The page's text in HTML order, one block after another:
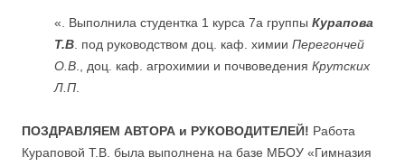
«. Выполнила студентка 1 курса 7а группы Курапова
Т.В . под руководством доц. каф. химии Перегончей
О.В ., доц. каф. агрохимии и почвоведения Крутских
Л.П
ПОЗДРАВЛЯЕМ АВТОРА и РУКОВОДИТЕЛЕЙ! Работа
Кураповой Т.В. была выполнена на базе МБОУ «Гимназия